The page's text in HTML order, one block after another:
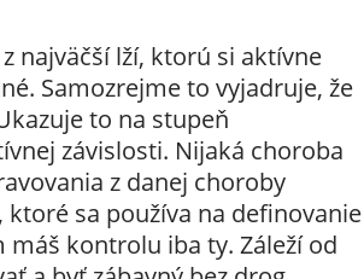
najväčší lží, ktorú si aktívne
Samozrejme to vyjadruje, že
to na stupeň
závislosti. Nijaká choroba
z danej choroby
sa používa na definovanie
kontrolu iba ty. Záleží od